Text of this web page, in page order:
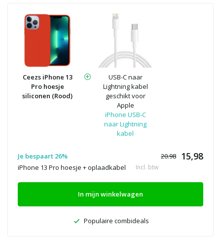
Ceezs iPhone 13
Pro hoesje
siliconen (Rood)
USB-C naar
Lightning kabel
geschikt voor
Apple
iPhone USB-C
naar Lightning
kabel
Je bespaart 26% 20.98 15,98
iPhone 13 Pro hoesje + oplaadkabel Incl. btw
In mijn winkelwagen
Populaire combideals